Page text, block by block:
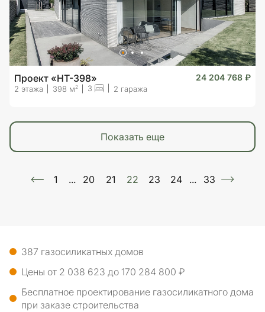
Проект «HT-398» 24 204 768 ₽
2 этажа 398 м2 3 2 гаража
показать еще
1 ... 20 21 22 23 24 ... 33
387 газосиликатных домов
Цены от 2 038 623 до 170 284 800 ₽
Бесплатное проектирование газосиликатного дома
при заказе строительства